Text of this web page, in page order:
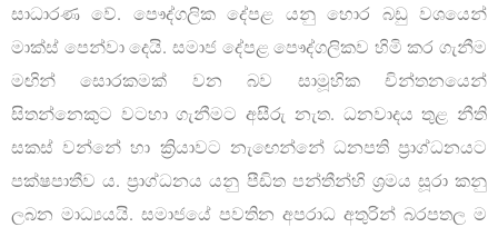
සාධාරණ වේ. පෞද්ගලික දේපළ යනු හොර බඩු වශයෙන්
මාක්ස් පෙන්වා දෙයි. සමාජ දේපළ පෞද්ගලිකව හිමි කර ගැනීම
මඟින් සොරකමක් වන බව සාමූහික චින්තනයෙන්
සිතන්නෙකුට වටහා ගැනීමට අසීරු නැත. ධනවාදය තුළ නීති
සකස් වන්නේ හා ක්‍රියාවට නැඟෙන්නේ ධනපති ප්‍රාග්ධනයට
පක්ෂපාතීව ය. ප්‍රාග්ධනය යනු පීඩිත පන්තීන්හි ශ්‍රමය සූරා කනු
ලබන මාධ්‍යයයි. සමාජයේ පවතින අපරාධ අතුරින් බරපතල ම